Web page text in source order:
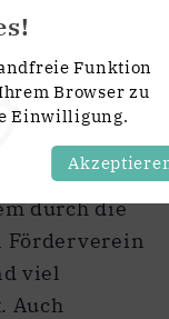
Funktion
Browser zu
Einwilligung.
sich die
begeistert
im Dorf.
zu
Ort ist längst
durch die
Förderverein
viel
Auch